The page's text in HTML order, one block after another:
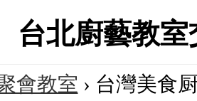
台北廚藝教
會教室 › 台灣美食